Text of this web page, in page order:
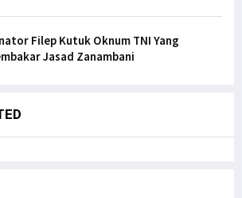
Filep Kutuk Oknum TNI Yang
Jasad Zanambani